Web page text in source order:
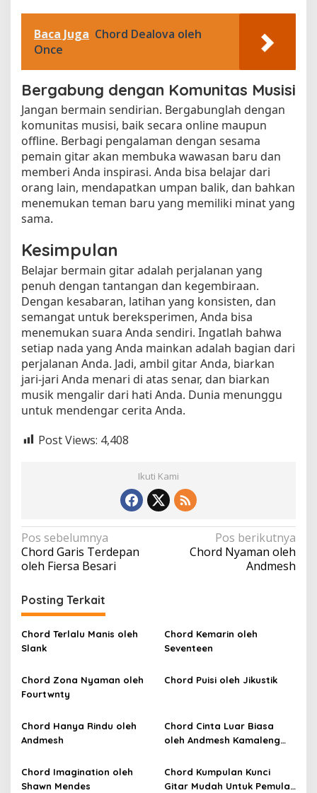
Baca Juga Chord Dealova oleh
Once
Bergabung dengan Komunitas Musisi
Jangan bermain sendirian. Bergabunglah dengan
komunitas musisi, baik secara online maupun
offline. Berbagi pengalaman dengan sesama
pemain gitar akan membuka wawasan baru dan
memberi Anda inspirasi. Anda bisa belajar dari
orang lain, mendapatkan umpan balik, dan bahkan
menemukan teman baru yang memiliki minat yang
sama.
Kesimpulan
Belajar bermain gitar adalah perjalanan yang
penuh dengan tantangan dan kegembiraan.
Dengan kesabaran, latihan yang konsisten, dan
semangat untuk bereksperimen, Anda bisa
menemukan suara Anda sendiri. Ingatlah bahwa
setiap nada yang Anda mainkan adalah bagian dari
perjalanan Anda. Jadi, ambil gitar Anda, biarkan
jari-jari Anda menari di atas senar, dan biarkan
musik mengalir dari hati Anda. Dunia menunggu
untuk mendengar cerita Anda.
Post Views: 4,408
Ikuti Kami
N
a
i
g
a
s
i
p
o
s
Pos sebelumnya
Chord Garis Terdepan
oleh Fiersa Besari
Pos berikutnya
Chord Nyaman oleh
Andmesh
Posting Terkait
Chord Terlalu Manis oleh
Slank
Chord Kemarin oleh
Seventeen
Chord Zona Nyaman oleh
Fourtwnty
Chord Puisi oleh Jikustik
Chord Hanya Rindu oleh
Andmesh
Chord Cinta Luar Biasa
oleh Andmesh Kamaleng
SKA)
Chord Imagination oleh
Shawn Mendes
Chord Kumpulan Kunci
Gitar Mudah Untuk Pemula